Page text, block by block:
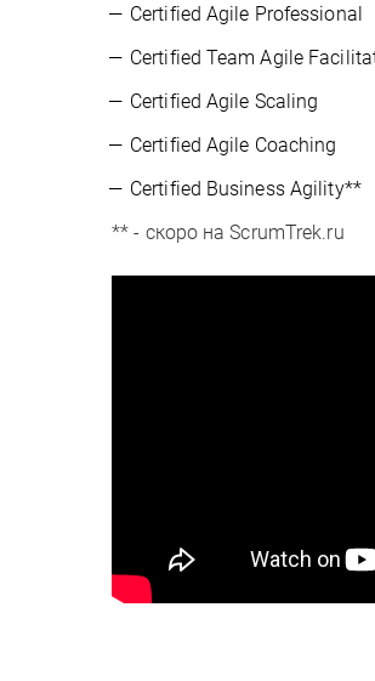
Certified Agile Professional
Certified Team Agile
Certified Agile Scaling
Certified Agile Coaching
Certified Business Agility**
** - скоро на ScrumTrek.ru